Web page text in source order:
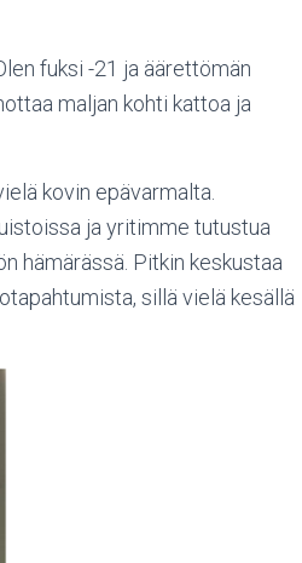
fuksi -21 ja äärettömän
maljan kohti kattoa ja
kovin epävarmalta.
ja yritimme tutustua
hämärässä. Pitkin keskustaa
sillä vielä kesällä